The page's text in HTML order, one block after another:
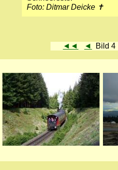
Foto: Ditmar Deicke ✝
◄◄ ◄ Bild 4